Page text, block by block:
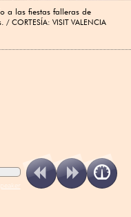
a las fiestas falleras de
CORTESÍA: VISIT VALENCIA